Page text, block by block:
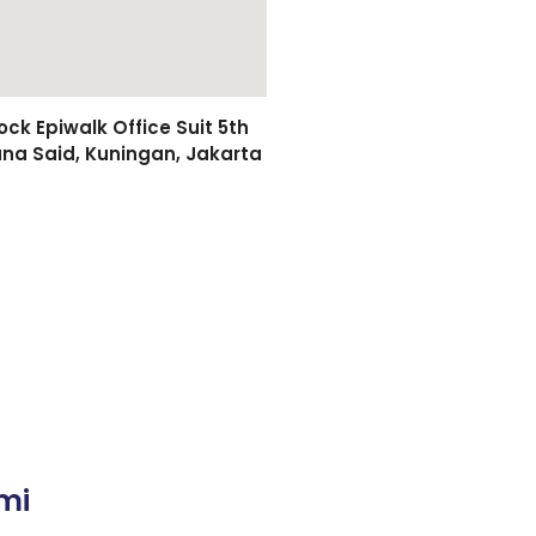
Epiwalk Office Suit 5th
Said, Kuningan, Jakarta